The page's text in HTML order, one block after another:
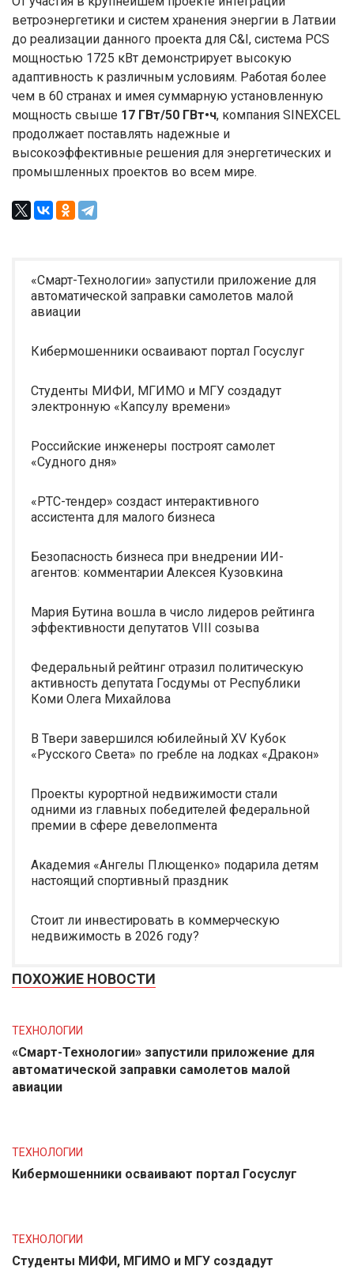
ветроэнергетики и систем хранения энергии в Латвии
до реализации данного проекта для C&I, система PCS
мощностью 1725 кВт демонстрирует высокую
адаптивность к различным условиям. Работая более
чем в 60 странах и имея суммарную установленную
мощность свыше 17 ГВт/50 ГВт•ч, компания SINEXCEL
продолжает поставлять надежные и
высокоэффективные решения для энергетических и
промышленных проектов во всем мире.
«Смарт-Технологии» запустили приложение для
автоматической заправки самолетов малой
авиации
Кибермошенники осваивают портал Госуслуг
Студенты МИФИ, МГИМО и МГУ создадут
электронную «Капсулу времени»
Российские инженеры построят самолет
«Судного дня»
«РТС-тендер» создаст интерактивного
ассистента для малого бизнеса
Безопасность бизнеса при внедрении ИИ-
агентов: комментарии Алексея Кузовкина
Мария Бутина вошла в число лидеров рейтинга
эффективности депутатов VIII созыва
Федеральный рейтинг отразил политическую
активность депутата Госдумы от Республики
Коми Олега Михайлова
В Твери завершился юбилейный XV Кубок
«Русского Света» по гребле на лодках «Дракон»
Проекты курортной недвижимости стали
одними из главных победителей федеральной
премии в сфере девелопмента
Академия «Ангелы Плющенко» подарила детям
настоящий спортивный праздник
Стоит ли инвестировать в коммерческую
недвижимость в 2026 году?
ПОХОЖИЕ НОВОСТИ
ТЕХНОЛОГИИ
«Смарт-Технологии» запустили приложение для
автоматической заправки самолетов малой
авиации
ТЕХНОЛОГИИ
Кибермошенники осваивают портал Госуслуг
ТЕХНОЛОГИИ
Студенты МИФИ, МГИМО и МГУ создадут